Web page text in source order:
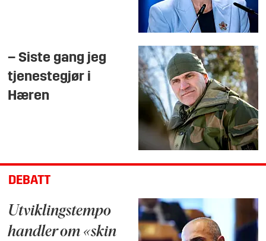
– Siste gang jeg
tjenestegjør i
Hæren
DEBATT
Utviklingstempo
handler om «skin